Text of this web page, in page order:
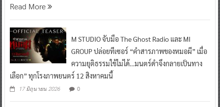
Read More
M STUDIO จับมือ The Ghost Radio และ MI
GROUP ปล่อยทีเซอร์ “คำสารภาพของหมอผี” เมื่อ
ความยุติธรรมใช้ไม่ได้…มนตร์ดำจึงกลายเป็นทาง
เลือก” ทุกโรงภาพยนตร์ 12 สิงหาคมนี้
17 มิถุนายน 2026 0